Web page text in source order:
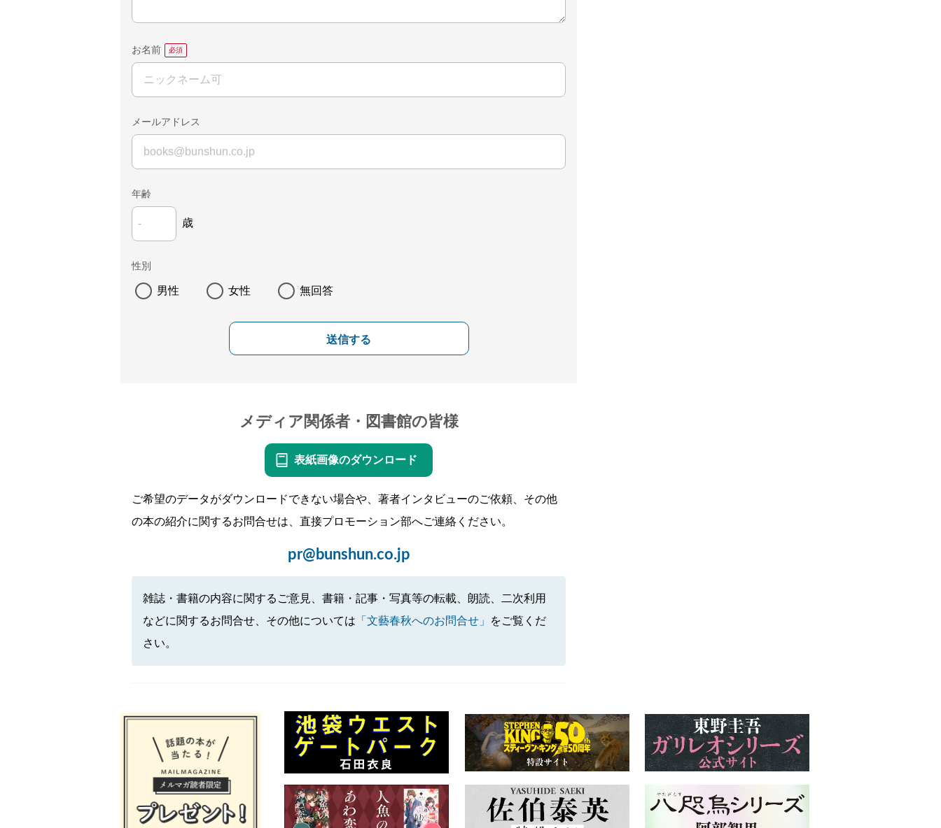
お名前
メールアドレス
年齢
歳
性別
男性 女性 無回答
送信する
メディア関係者・図書館の皆様
表紙画像のダウンロード
ご希望のデータがダウンロードできない場合や、著者インタビューのご依頼、その他
の本の紹介に関するお問合せは、直接プロモーション部へご連絡ください。
pr@bunshun.co.jp
雑誌・書籍の内容に関するご意見、書籍・記事・写真等の転載、朗読、二次利用
などに関するお問合せ、その他については 「文藝春秋へのお問合せ」
をご覧くだ
さい。